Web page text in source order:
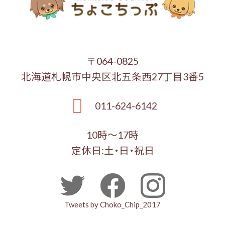
〒064-0825
北海道札幌市中央区北五条西27丁目3番5
011-624-6142
10時～17時
定休日:土・日・祝日
Tweets by Choko_Chip_2017